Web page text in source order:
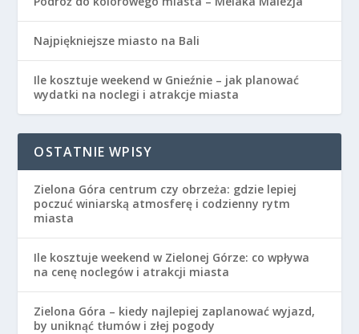
Najpiękniejsze miasto na Bali
Ile kosztuje weekend w Gnieźnie – jak planować
wydatki na noclegi i atrakcje miasta
OSTATNIE WPISY
Zielona Góra centrum czy obrzeża: gdzie lepiej
poczuć winiarską atmosferę i codzienny rytm
miasta
Ile kosztuje weekend w Zielonej Górze: co wpływa
na cenę noclegów i atrakcji miasta
Zielona Góra – kiedy najlepiej zaplanować wyjazd,
by uniknąć tłumów i złej pogody